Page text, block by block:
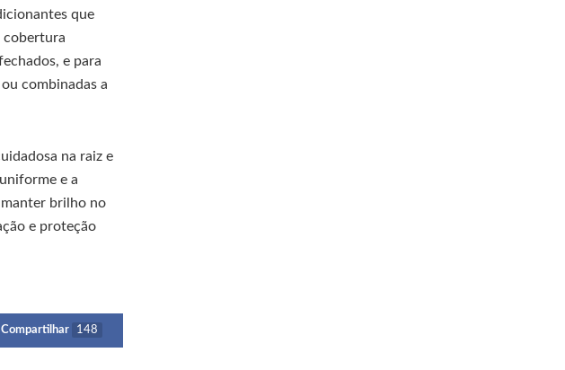
que
cobertura
e para
combinadas a
na raiz e
e a
brilho no
e proteção
Compartilhar 148